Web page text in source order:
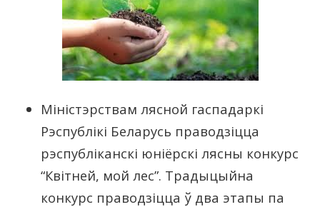
конкурс
“Квітней,
мой
Міністэрствам лясной гаспадаркі
Рэспублікі Беларусь праводзіцца
рэспубліканскі юніёрскі лясны конкурс
“Квітней, мой лес”. Традыцыйна
конкурс праводзіцца ў два этапы па